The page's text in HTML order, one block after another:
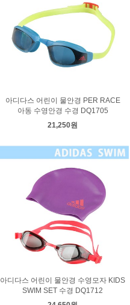
아디다스 어린이 물안경 PER RACE
아동 수영안경 수경 DQ1705
21,250원
아디다스 어린이 물안경 수영모자 KIDS
SWIM SET 수경 DQ1712